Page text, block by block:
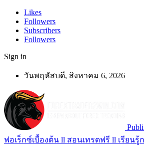
Likes
Followers
Subscribers
Followers
Sign in
วันพฤหัสบดี, สิงหาคม 6, 2026
ฟอเร็กซ์เบื้องต้น ll สอนเทรดฟรี ll เรียนรู้